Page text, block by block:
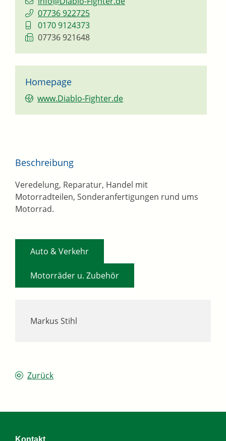
07736 922725
0170 9124373
07736 921648
Homepage
www.Diablo-Fighter.de
Markus Stihl
Beschreibung
Veredelung, Reparatur, Handel mit
Motorradteilen, Sonderanfertigungen rund ums
Motorrad.
Auto & Verkehr
Motorräder u. Zubehör
Zurück
Kontakt